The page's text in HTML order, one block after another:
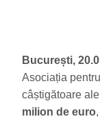
București,
Asociația
câștigătoare
milion de euro